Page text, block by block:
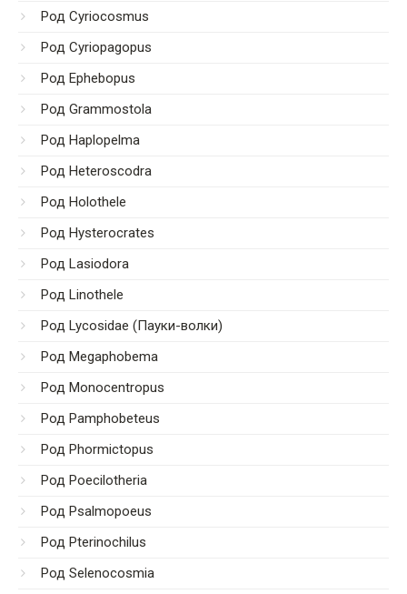
Род Cyriocosmus
Род Cyriopagopus
Род Ephebopus
Род Grammostola
Род Haplopelma
Род Heteroscodra
Род Holothele
Род Hysterocrates
Род Lasiodora
Род Linothele
Род Lycosidae (Пауки-волки)
Род Megaphobema
Род Monocentropus
Род Pamphobeteus
Род Phormictopus
Род Poecilotheria
Род Psalmopoeus
Род Pterinochilus
Род Selenocosmia